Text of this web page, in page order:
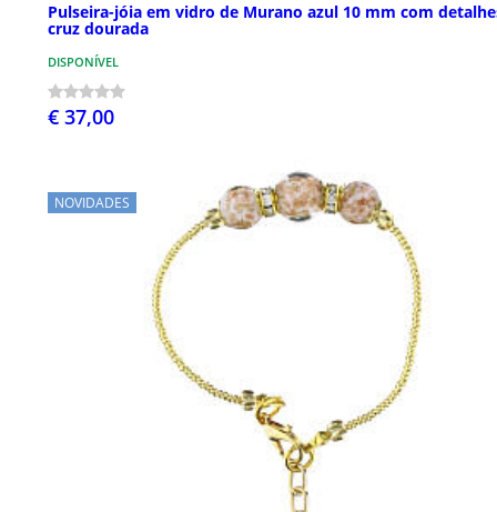
Pulseira-jóia em vidro de Murano azul 10 mm com
cruz dourada
DISPONÍVEL
€ 37,00
NOVIDADES